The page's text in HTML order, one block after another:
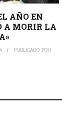
AÑO EN
A MORIR LA
PUBLICADO POR